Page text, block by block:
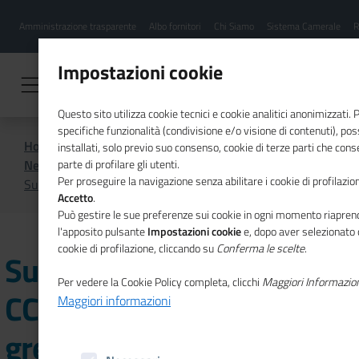
contenuto
Menu
hamburgher
Amministrazione trasparente Albo fornitori Chi Siamo Sistema Camerale
Home CSR
Comunicazione
News di CSR
Successo per l'incontro in CCIAA Cuneo dedicato al green
Successo per l'incontro in
CCIAA Cuneo dedicato al
green
Impostazioni cookie
Questo sito utilizza cookie tecnici e cookie analitici anonimizzati.
specifiche funzionalità (condivisione e/o visione di contenuti),
installati, solo previo suo consenso, cookie di terze parti che
parte di profilare gli utenti.
Per proseguire la navigazione senza abilitare i cookie di
Accetto.
Può gestire le sue preferenze sui cookie in ogni momento
l'apposito pulsanteImpostazioni cookiee, dopo aver
cookie di profilazione, cliccando suConferma le scelte.
Per vedere la Cookie Policy completa, clicchi Maggiori
Maggiori informazioni